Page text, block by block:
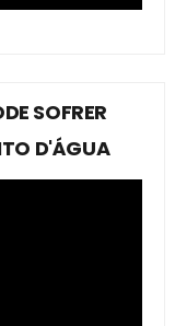
SOFRER
D'ÁGUA